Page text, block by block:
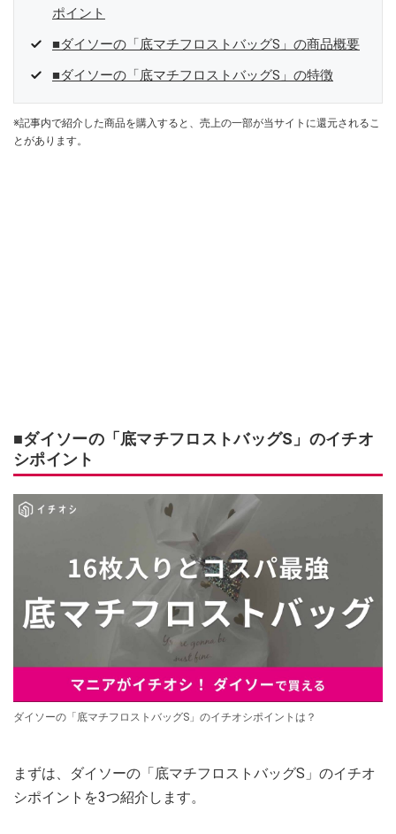
ポイント
■ダイソーの「底マチフロストバッグS」の商品概要
■ダイソーの「底マチフロストバッグS」の特徴
※記事内で紹介した商品を購入すると、売上の一部が当サイトに還元されるこ
とがあります。
■ダイソーの「底マチフロストバッグS」のイチオ
シポイント
ダイソーの「底マチフロストバッグS」のイチオシポイントは？
まずは、ダイソーの「底マチフロストバッグS」のイチオ
シポイントを3つ紹介します。